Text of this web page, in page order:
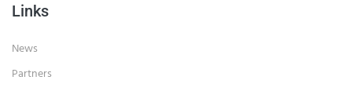
Links
News
Partners